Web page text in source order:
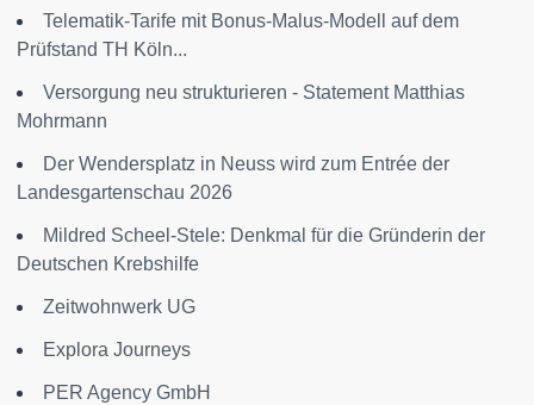
Telematik-Tarife mit Bonus-Malus-Modell auf dem
Prüfstand TH Köln...
Versorgung neu strukturieren - Statement Matthias
Mohrmann
Der Wendersplatz in Neuss wird zum Entrée der
Landesgartenschau 2026
Mildred Scheel-Stele: Denkmal für die Gründerin der
Deutschen Krebshilfe
Zeitwohnwerk UG
Explora Journeys
PER Agency GmbH